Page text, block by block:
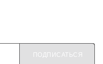
ПОДПИСАТЬСЯ